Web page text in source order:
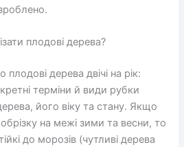
плодові дерева?
дерева двічі на рік:
терміни й види рубки
його віку та стану. Якщо
на межі зими та весни, то
до морозів (чутливі дерева